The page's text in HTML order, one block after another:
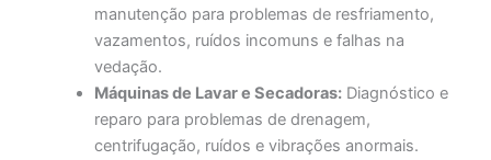
manutenção para problemas de resfriamento,
vazamentos, ruídos incomuns e falhas na
vedação.
Máquinas de Lavar e Secadoras: Diagnóstico e
reparo para problemas de drenagem,
centrifugação, ruídos e vibrações anormais.